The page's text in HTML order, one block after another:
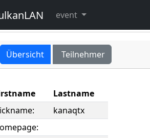
event
-> kanaqtx
Übersicht Teilnehmer
Lastname
kanaqtx